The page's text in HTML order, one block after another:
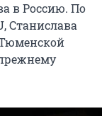
в Россию. По
Станислава